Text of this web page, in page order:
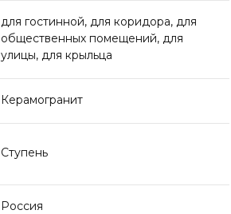
для гостинной, для коридора, для
общественных помещений, для
улицы, для крыльца
Керамогранит
Ступень
Россия